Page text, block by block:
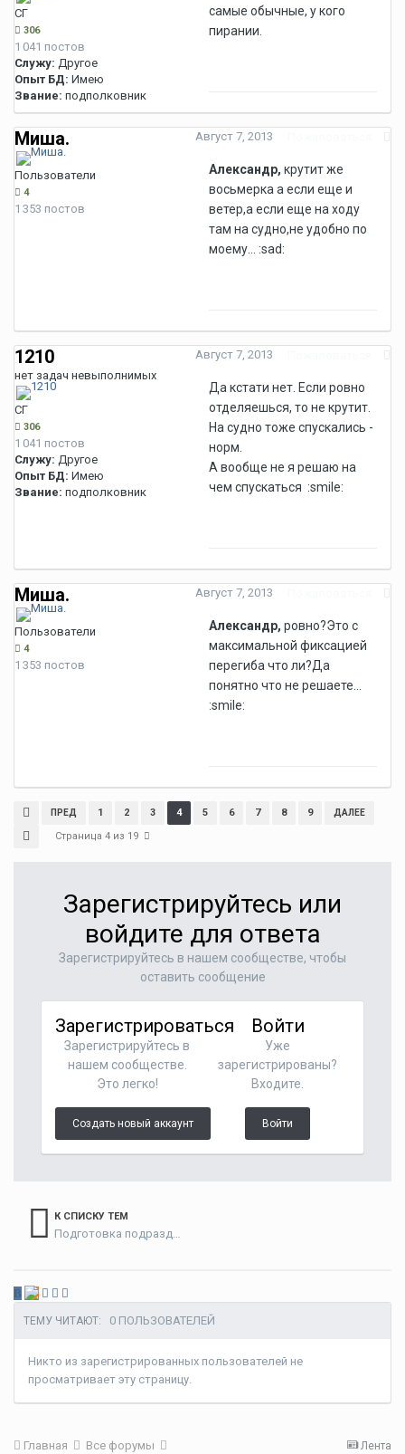
СГ
306
1 041 постов
Служу: Другое
Опыт БД: Имею
Звание: подполковник
самые обычные, у кого
пирании.
Миша.
Пользователи
4
1 353 постов
Август 7, 2013
Александр, крутит же
восьмерка а если еще и
ветер,а если еще на ходу
там на судно,не удобно по
моему... :sad:
1210
нет задач невыполнимых
СГ
306
1 041 постов
Служу: Другое
Опыт БД: Имею
Звание: подполковник
Август 7, 2013
Да кстати нет. Если ровно
отделяешься, то не крутит.
На судно тоже спускались -
норм.
А вообще не я решаю на
чем спускаться :smile:
Миша.
Пользователи
4
1 353 постов
Август 7, 2013
Александр, ровно?Это с
максимальной фиксацией
перегиба что ли?Да
понятно что не решаете...
:smile:
ПРЕД 1 2 3 4 5 6 7 8 9 ДАЛЕЕ
Страница 4 из 19
Зарегистрируйтесь или
войдите для ответа
Зарегистрируйтесь в нашем сообществе, чтобы
оставить сообщение
Зарегистрироваться
Зарегистрируйтесь в
нашем сообществе.
Это легко!
Создать новый аккаунт
Войти
Уже
зарегистрированы?
Входите.
Войти
К СПИСКУ ТЕМ
В
ТЕМУ ЧИТАЮТ: 0 ПОЛЬЗОВАТЕЛЕЙ
Никто из зарегистрированных пользователей не
просматривает эту страницу.
Лента
Главная Все форумы